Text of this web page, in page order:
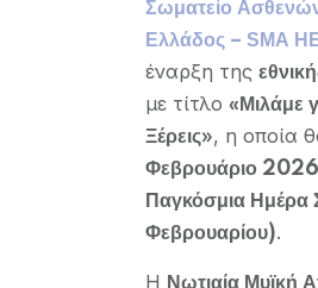
Σωματείο
Ελλάδος – SMA
έναρξη της
με τίτλο « Μιλάμε
Ξέρεις», η οποία
Φεβρουάριο 2026
Παγκόσμια
Φεβρουαρίου).
Η Νωτιαία Μυϊκή